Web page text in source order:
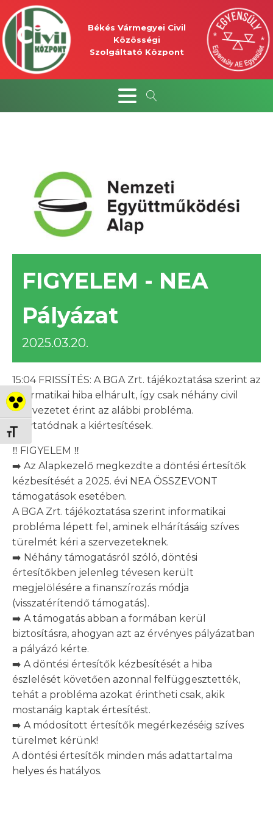
Nagy kontraszt váltása
Betűméret váltása
Békés Vármegyei Civil
Közösségi
Szolgáltató Központ
FIGYELEM - NEA
Pályázat
2025.03.20.
15:04 FRISSÍTÉS: A BGA Zrt. tájékoztatása szerint az
informatikai hiba elhárult, így csak néhány civil
szervezetet érint az alábbi probléma.
Folytatódnak a kiértesítések.
‼ FIGYELEM ‼
➡️ Az Alapkezelő megkezdte a döntési értesítők
kézbesítését a 2025. évi NEA ÖSSZEVONT
támogatások esetében.
A BGA Zrt. tájékoztatása szerint informatikai
probléma lépett fel, aminek elhárításáig szíves
türelmét kéri a szervezeteknek.
➡️ Néhány támogatásról szóló, döntési
értesítőkben jelenleg tévesen került
megjelölésére a finanszírozás módja
(visszatérítendő támogatás).
➡️ A támogatás abban a formában kerül
biztosításra, ahogyan azt az érvényes pályázatban
a pályázó kérte.
➡️ A döntési értesítők kézbesítését a hiba
észlelését követően azonnal felfüggesztették,
tehát a probléma azokat érintheti csak, akik
mostanáig kaptak értesítést.
➡️ A módosított értesítők megérkezéséig szíves
türelmet kérünk!
A döntési értesítők minden más adattartalma
helyes és hatályos.